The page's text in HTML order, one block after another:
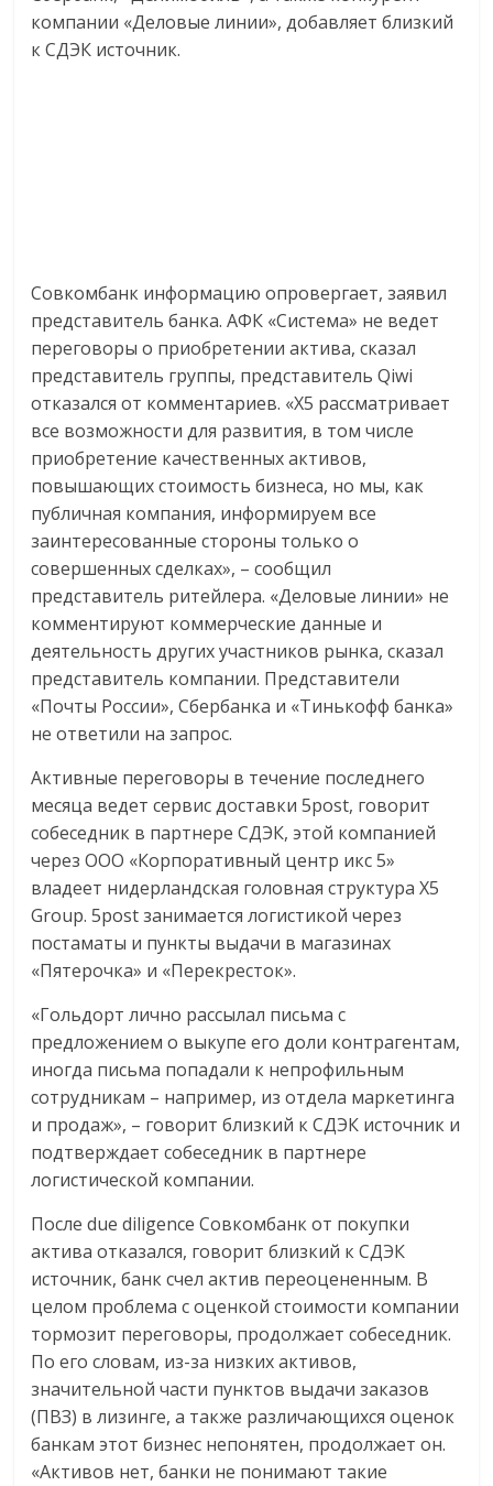
компании «Деловые линии», добавляет близкий
к СДЭК источник.
Совкомбанк информацию опровергает, заявил
представитель банка. АФК «Система» не ведет
переговоры о приобретении актива, сказал
представитель группы, представитель Qiwi
отказался от комментариев. «X5 рассматривает
все возможности для развития, в том числе
приобретение качественных активов,
повышающих стоимость бизнеса, но мы, как
публичная компания, информируем все
заинтересованные стороны только о
совершенных сделках», – сообщил
представитель ритейлера. «Деловые линии» не
комментируют коммерческие данные и
деятельность других участников рынка, сказал
представитель компании. Представители
«Почты России», Сбербанка и «Тинькофф банка»
не ответили на запрос.
Активные переговоры в течение последнего
месяца ведет сервис доставки 5post, говорит
собеседник в партнере СДЭК, этой компанией
через ООО «Корпоративный центр икс 5»
владеет нидерландская головная структура X5
Group. 5post занимается логистикой через
постаматы и пункты выдачи в магазинах
«Пятерочка» и «Перекресток».
«Гольдорт лично рассылал письма с
предложением о выкупе его доли контрагентам,
иногда письма попадали к непрофильным
сотрудникам – например, из отдела маркетинга
и продаж», – говорит близкий к СДЭК источник и
подтверждает собеседник в партнере
логистической компании.
После due diligence Совкомбанк от покупки
актива отказался, говорит близкий к СДЭК
источник, банк счел актив переоцененным. В
целом проблема с оценкой стоимости компании
тормозит переговоры, продолжает собеседник.
По его словам, из-за низких активов,
значительной части пунктов выдачи заказов
(ПВЗ) в лизинге, а также различающихся оценок
банкам этот бизнес непонятен, продолжает он.
«Активов нет, банки не понимают такие